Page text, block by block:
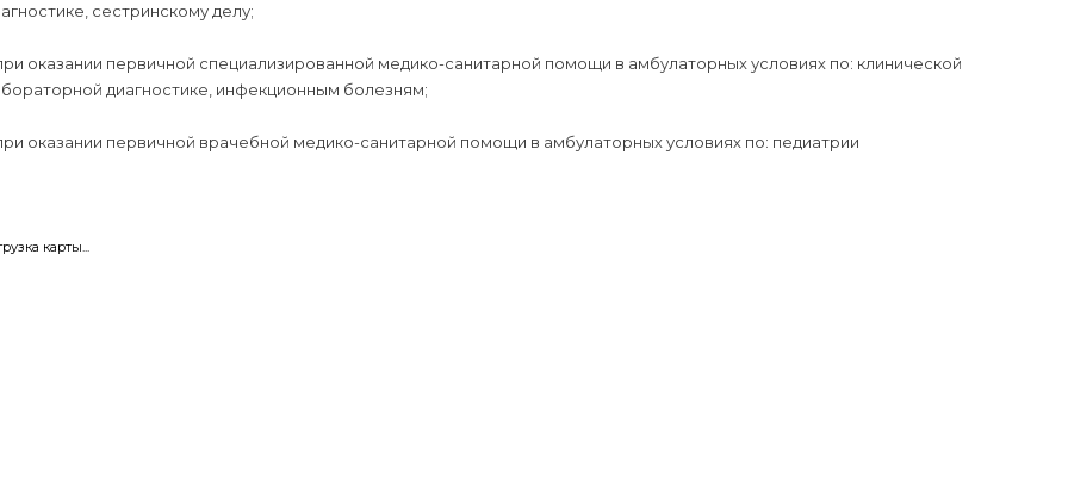
сестринскому делу;
оказании первичной специализированной медико-санитарной помощи в амбулаторных условиях по: клинической
диагностике, инфекционным болезням;
оказании первичной врачебной медико-санитарной помощи в амбулаторных условиях по: педиатрии
карты...